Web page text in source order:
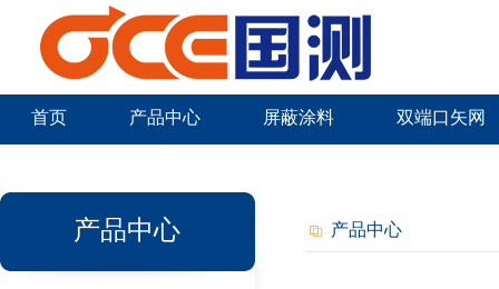
首页 产品中心 屏蔽涂料 双端口矢网
产品中心 产品中心